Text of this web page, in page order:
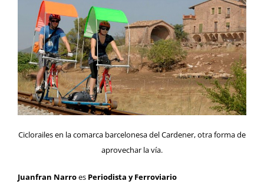
Ciclorailes en la comarca barcelonesa del Cardener, otra forma de
aprovechar la vía.
Juanfran Narroes Periodista y Ferroviario